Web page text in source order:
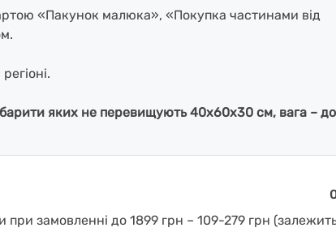
«Пакунок малюка», «Покупка частинами від
яких не перевищують 40х60х30 см, вага –
замовленні до 1899 грн – 109-279 грн